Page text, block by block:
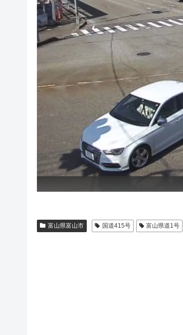
富山県富山市 国道415号 富山県道1号